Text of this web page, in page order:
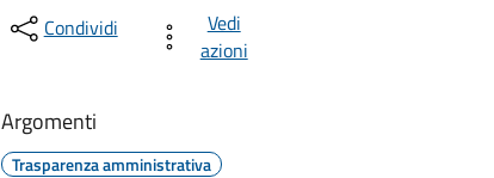
Condividi
Vedi
azioni
Argomenti
Trasparenza amministrativa